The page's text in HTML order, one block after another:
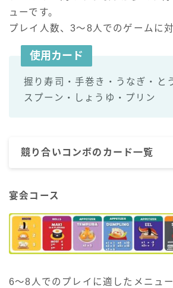
ューです。
プレイ人数、3～8人でのゲームに
使用カード
握り寿司・手巻き・うなぎ・と
スプーン・しょうゆ・プリン
競り合いコンボのカード一覧
宴会コース
6～8人でのプレイに適したメニュー